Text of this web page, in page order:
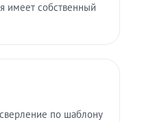
имеет собственный
по шаблону